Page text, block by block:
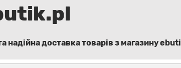
надійна доставка товарів з магазину